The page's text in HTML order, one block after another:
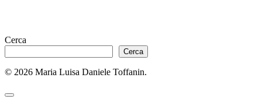
Cerca
Cerca
© 2026 Maria Luisa Daniele Toffanin.